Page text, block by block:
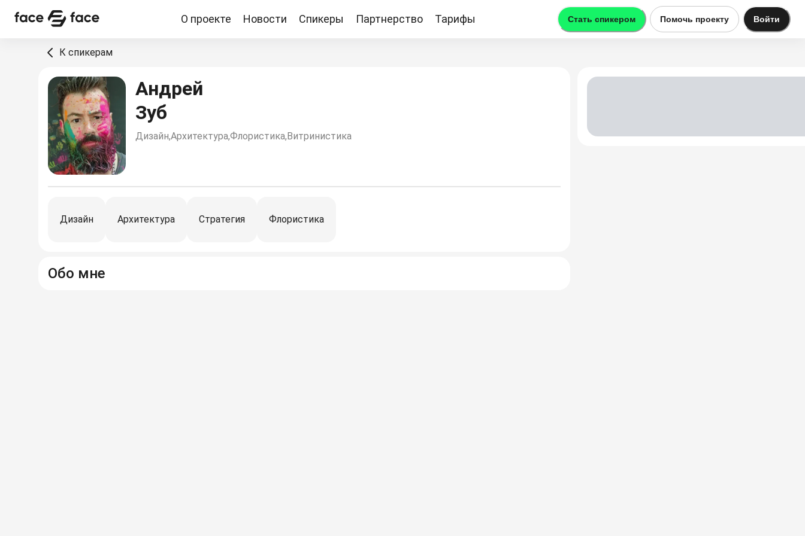
О проекте Новости Спикеры Партнерство Тарифы Стать спикером Помочь проекту Войти
О проекте Новости
К спикерам
Андрей
Зуб
Дизайн,Архитектура,Флористика,Витринистика
Дизайн Архитектура Стратегия Флористика
Обо мне